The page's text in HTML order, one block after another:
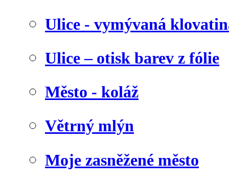
Ulice - vymývaná
Ulice – otisk barev z fólie
Město - koláž
Větrný mlýn
Moje zasněžené město